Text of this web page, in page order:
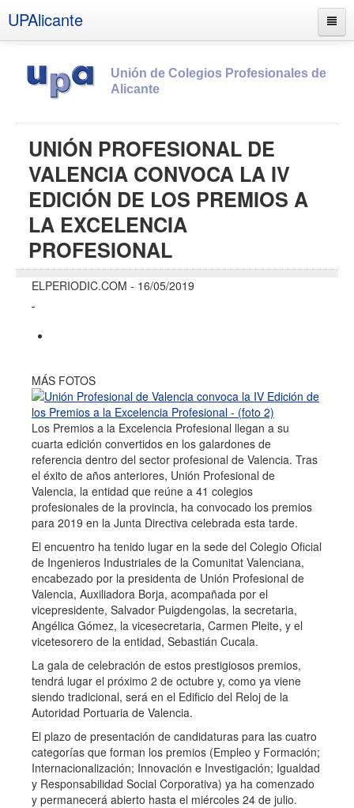
UPAlicante
Unión de Colegios Profesionales de
Alicante
Socios
Estatutos
Documentos
Boletines
UPSANA
UNIÓN PROFESIONAL DE
VALENCIA CONVOCA LA IV
EDICIÓN DE LOS PREMIOS A
LA EXCELENCIA
PROFESIONAL
ELPERIODIC.COM - 16/05/2019
MÁS FOTOS
Los Premios a la Excelencia Profesional llegan a su
cuarta edición convertidos en los galardones de
referencia dentro del sector profesional de Valencia. Tras
el éxito de años anteriores, Unión Profesional de
Valencia, la entidad que reúne a 41 colegios
profesionales de la provincia, ha convocado los premios
para 2019 en la Junta Directiva celebrada esta tarde.
El encuentro ha tenido lugar en la sede del Colegio Oficial
de Ingenieros Industriales de la Comunitat Valenciana,
encabezado por la presidenta de Unión Profesional de
Valencia, Auxiliadora Borja, acompañada por el
vicepresidente, Salvador Puigdengolas, la secretaria,
Angélica Gómez, la vicesecretaria, Carmen Pleite, y el
vicetesorero de la entidad, Sebastián Cucala.
La gala de celebración de estos prestigiosos premios,
tendrá lugar el próximo 2 de octubre y, como ya viene
siendo tradicional, será en el Edificio del Reloj de la
Autoridad Portuaria de Valencia.
El plazo de presentación de candidaturas para las cuatro
categorías que forman los premios (Empleo y Formación;
Internacionalización; Innovación e Investigación; Igualdad
y Responsabilidad Social Corporativa) ya ha comenzado
y permanecerá abierto hasta el miércoles 24 de julio.